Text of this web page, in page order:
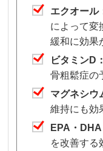
エクオール
によって変
緩和に効果
ビタミンD：
骨粗鬆症の
マグネシウ
維持にも効
EPA・DHA
を改善する